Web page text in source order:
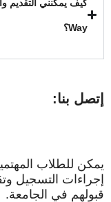
Way؟
إتصل بنا:
يمكن للطلاب
إجراءات التسجيل
قبولهم في الجامعة.